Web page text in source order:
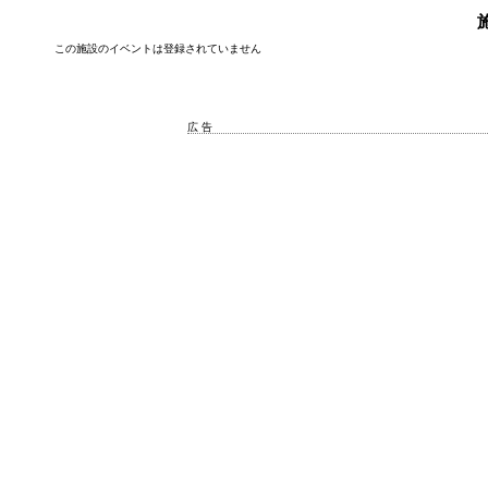
この施設のイベントは登録されていません
広 告